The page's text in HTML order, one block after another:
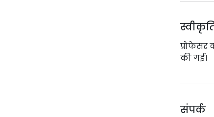
प्रोफेसर
की गई।
संपर्क